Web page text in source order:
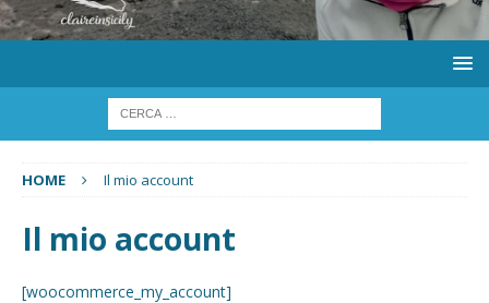
HOME Il mio account
Il mio account
[woocommerce_my_account]